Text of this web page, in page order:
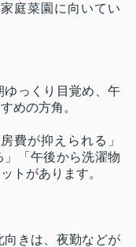
庭菜園に向いてい
ゆっくり目覚め、午
めの方角。
費が抑えられる」
」「午後から洗濯物
トがあります。
向きは、夜勤などが